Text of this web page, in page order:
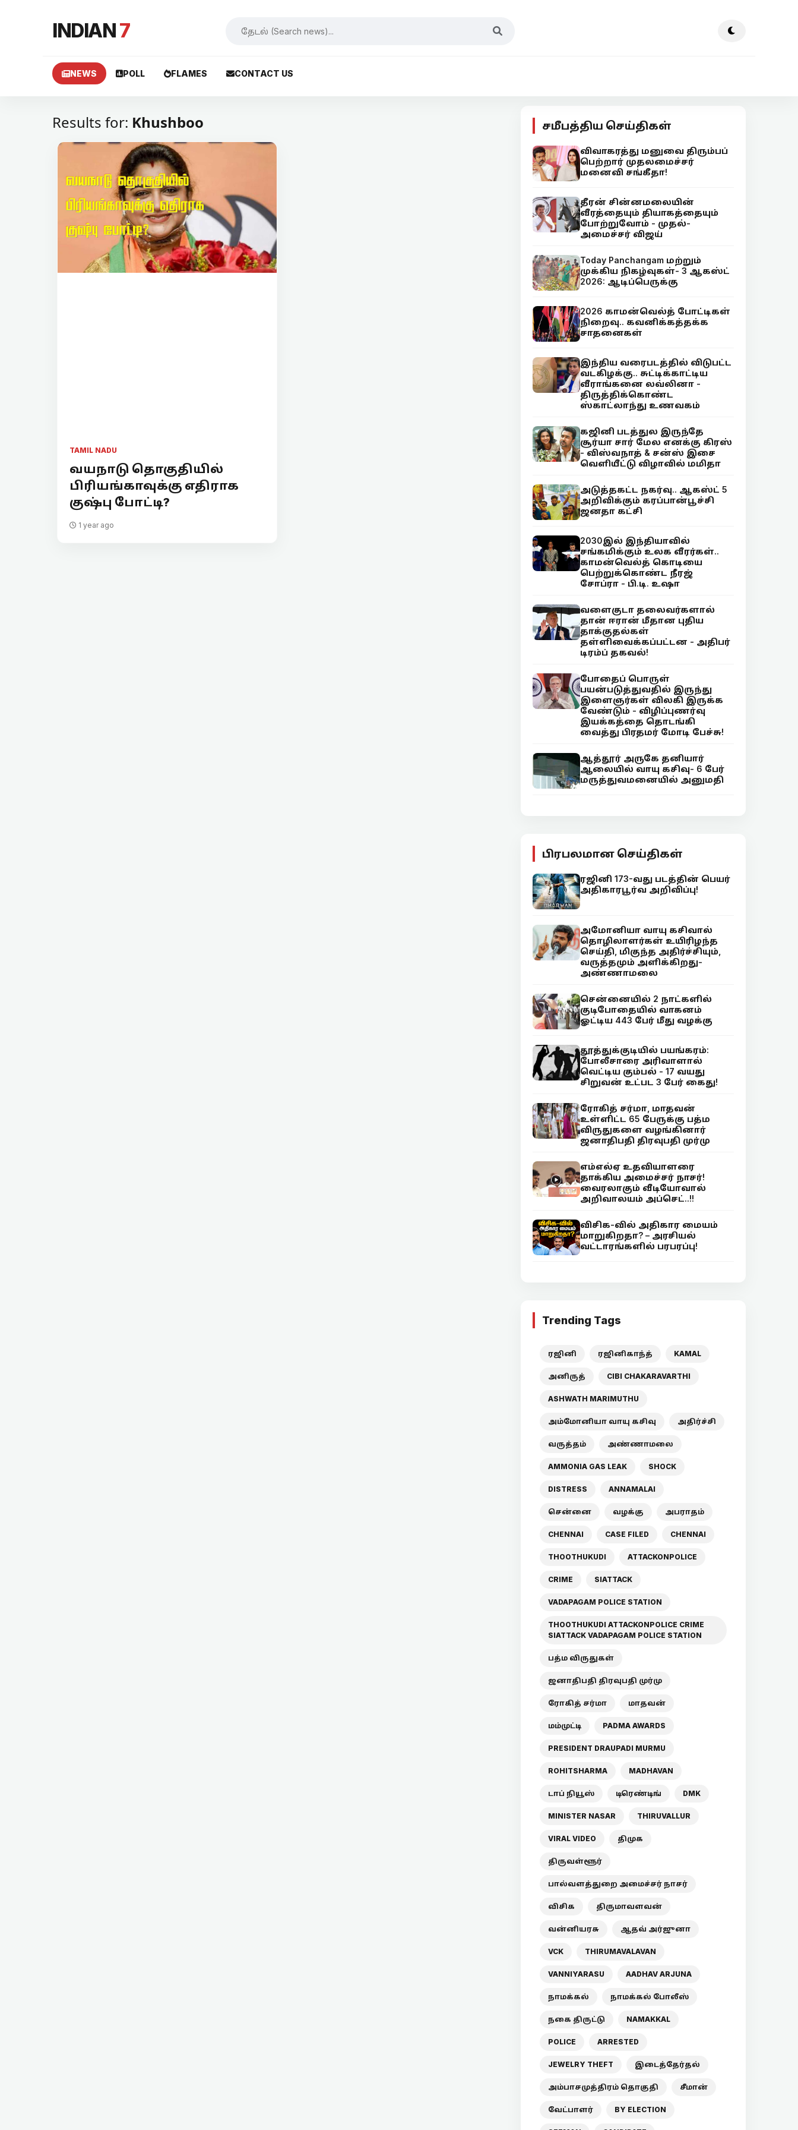
INDIAN7
NEWS POLL FLAMES CONTACT US
Results for: Khushboo
TAMIL NADU
வயநாடு தொகுதியில்
பிரியங்காவுக்கு எதிராக
குஷ்பு போட்டி?
1 year ago
சமீபத்திய செய்திகள்
விவாகரத்து மனுவை திரும்பப்
பெற்றார் முதலமைச்சர்
மனைவி சங்கீதா!
தீரன் சின்னமலையின்
வீரத்தையும் தியாகத்தையும்
போற்றுவோம் - முதல்-
அமைச்சர் விஜய்
Today Panchangam மற்றும்
முக்கிய நிகழ்வுகள்- 3 ஆகஸ்ட்
2026: ஆடிப்பெருக்கு
2026 காமன்வெல்த் போட்டிகள்
நிறைவு.. கவனிக்கத்தக்க
சாதனைகள்
இந்திய வரைபடத்தில் விடுபட்ட
வடகிழக்கு.. சுட்டிக்காட்டிய
வீராங்கனை லவ்லினா -
திருத்திக்கொண்ட
ஸ்காட்லாந்து உணவகம்
கஜினி படத்துல இருந்தே
சூர்யா சார் மேல எனக்கு கிரஸ்
- விஸ்வநாத் & சன்ஸ் இசை
வெளியீட்டு விழாவில் மமிதா
அடுத்தகட்ட நகர்வு.. ஆகஸ்ட் 5
அறிவிக்கும் கரப்பான்பூச்சி
ஜனதா கட்சி
2030இல் இந்தியாவில்
சங்கமிக்கும் உலக வீரர்கள்..
காமன்வெல்த் கொடியை
பெற்றுக்கொண்ட நீரஜ்
சோப்ரா - பி.டி. உஷா
வளைகுடா தலைவர்களால்
தான் ஈரான் மீதான புதிய
தாக்குதல்கள்
தள்ளிவைக்கப்பட்டன - அதிபர்
டிரம்ப் தகவல்!
போதைப் பொருள்
பயன்படுத்துவதில் இருந்து
இளைஞர்கள் விலகி இருக்க
வேண்டும் - விழிப்புணர்வு
இயக்கத்தை தொடங்கி
வைத்து பிரதமர் மோடி பேச்சு!
ஆத்தூர் அருகே தனியார்
ஆலையில் வாயு கசிவு- 6 பேர்
மருத்துவமனையில் அனுமதி
பிரபலமான செய்திகள்
ரஜினி 173-வது படத்தின் பெயர்
அதிகாரபூர்வ அறிவிப்பு!
அமோனியா வாயு கசிவால்
தொழிலாளர்கள் உயிரிழந்த
செய்தி, மிகுந்த அதிர்ச்சியும்,
வருத்தமும் அளிக்கிறது-
அண்ணாமலை
சென்னையில் 2 நாட்களில்
குடிபோதையில் வாகனம்
ஓட்டிய 443 பேர் மீது வழக்கு
தூத்துக்குடியில் பயங்கரம்:
போலீசாரை அரிவாளால்
வெட்டிய கும்பல் - 17 வயது
சிறுவன் உட்பட 3 பேர் கைது!
ரோகித் சர்மா, மாதவன்
உள்ளிட்ட 65 பேருக்கு பத்ம
விருதுகளை வழங்கினார்
ஜனாதிபதி திரவுபதி முர்மு
எம்எல்ஏ உதவியாளரை
தாக்கிய அமைச்சர் நாசர்!
வைரலாகும் வீடியோவால்
அறிவாலயம் அப்செட்..!!
விசிக-வில் அதிகார மையம்
மாறுகிறதா? – அரசியல்
வட்டாரங்களில் பரபரப்பு!
Trending Tags
ரஜினி ரஜினிகாந்த் KAMAL
அனிருத் CIBI CHAKARAVARTHI
ASHWATH MARIMUTHU
அம்மோனியா வாயு கசிவு அதிர்ச்சி
வருத்தம் அண்ணாமலை
AMMONIA GAS LEAK SHOCK
DISTRESS ANNAMALAI
சென்னை வழக்கு அபராதம்
CHENNAI CASE FILED CHENNAI
THOOTHUKUDI ATTACKONPOLICE
CRIME SIATTACK
VADAPAGAM POLICE STATION
THOOTHUKUDI ATTACKONPOLICE CRIME
SIATTACK VADAPAGAM POLICE STATION
பத்ம விருதுகள்
ஜனாதிபதி திரவுபதி முர்மு
ரோகித் சர்மா மாதவன்
மம்முட்டி PADMA AWARDS
PRESIDENT DRAUPADI MURMU
ROHITSHARMA MADHAVAN
டாப் நியூஸ் டிரெண்டிங் DMK
MINISTER NASAR THIRUVALLUR
VIRAL VIDEO திமுக
திருவள்ளூர்
பால்வளத்துறை அமைச்சர் நாசர்
விசிக திருமாவளவன்
வன்னியரசு ஆதவ் அர்ஜுனா
VCK THIRUMAVALAVAN
VANNIYARASU AADHAV ARJUNA
நாமக்கல் நாமக்கல் போலீஸ்
நகை திருட்டு NAMAKKAL
POLICE ARRESTED
JEWELRY THEFT இடைத்தேர்தல்
அம்பாசமுத்திரம் தொகுதி சீமான்
வேட்பாளர் BY ELECTION